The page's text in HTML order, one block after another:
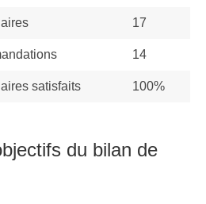
17
14
satisfaits 100%
du bilan de